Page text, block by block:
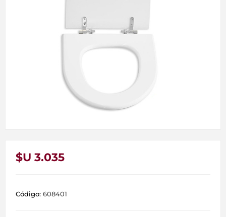
$U 3.035
Código: 608401